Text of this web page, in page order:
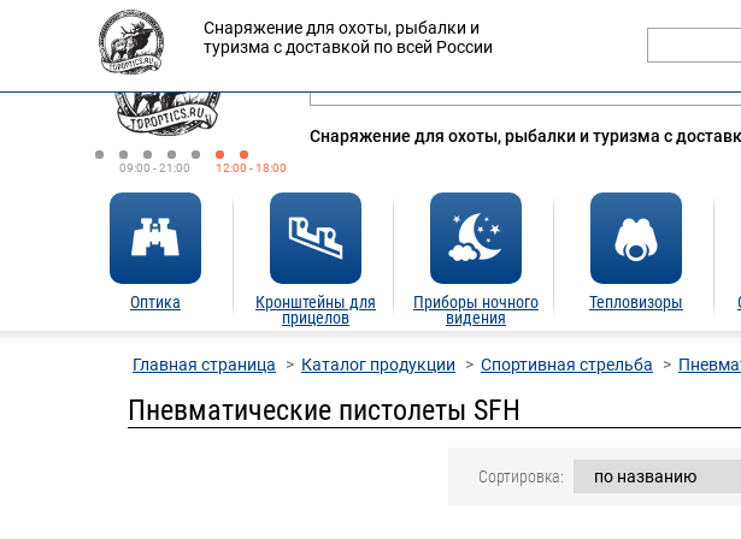
09:00 - 21:00 12:00 - 18:00
Оплата Доставка
Снаряжение для охоты, рыбалки и туризма с
Оптика
Кронштейны для
прицелов
Приборы ночного
видения
Тепловизоры
Снаряжение для охоты, рыбалки и
туризма с доставкой по всей России
Главная страница Каталог продукции Спортивная стрельба
Пневматические пистолеты SFH
Сортировка: